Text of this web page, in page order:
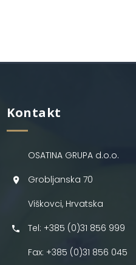
Kontakt
OSATINA GRUPA d.o.o.
Grobljanska 70
Viškovci, Hrvatska
Tel: +385 (0)31 856 999
Fax: +385 (0)31 856 045